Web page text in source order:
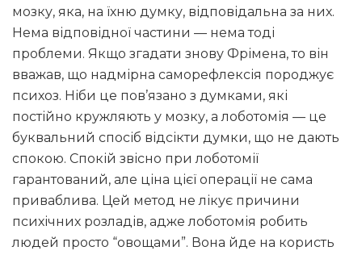
мозку, яка, на їхню думку, відповідальна за них.
Нема відповідної частини — нема тоді
проблеми. Якщо згадати знову Фрімена, то він
вважав, що надмірна саморефлексія породжує
психоз. Ніби це пов’язано з думками, які
постійно кружляють у мозку, а лоботомія — це
буквальний спосіб відсікти думки, що не дають
спокою. Спокій звісно при лоботомії
гарантований, але ціна цієї операції не сама
приваблива. Цей метод не лікує причини
психічних розладів, адже лоботомія робить
людей просто “овощами”. Вона йде на користь